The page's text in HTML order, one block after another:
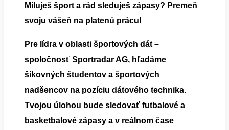
Miluješ šport a rád sleduješ zápasy? Premeň
svoju vášeň na platenú prácu!
Pre lídra v oblasti športových dát –
spoločnosť Sportradar AG, hľadáme
šikovných študentov a športových
nadšencov na pozíciu dátového technika.
Tvojou úlohou bude sledovať futbalové a
basketbalové zápasy a v reálnom čase